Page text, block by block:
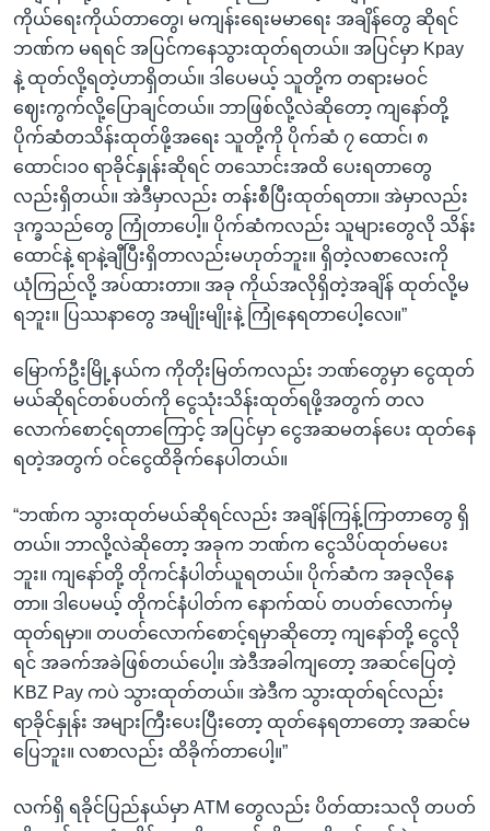
ကိုယ်ရေးကိုယ်တာတွေ၊ မကျန်းရေးမမာရေး အချိန်တွေ ဆိုရင်
ဘဏ်က မရရင် အပြင်ကနေသွားထုတ်ရတယ်။ အပြင်မှာ Kpay
နဲ့ ထုတ်လို့ရတဲ့ဟာရှိတယ်။ ဒါပေမယ့် သူတို့က တရားမဝင်
ဈေးကွက်လို့ပြောချင်တယ်။ ဘာဖြစ်လို့လဲဆိုတော့ ကျနော်တို့
ပိုက်ဆံတသိန်းထုတ်ဖို့အရေး သူတို့ကို ပိုက်ဆံ ၇ ထောင်၊ ၈
ထောင်၊၁၀ ရာခိုင်နှုန်းဆိုရင် တသောင်းအထိ ပေးရတာတွေ
လည်းရှိတယ်။ အဲဒီမှာလည်း တန်းစီပြီးထုတ်ရတာ။ အဲမှာလည်း
ဒုက္ခသည်တွေ ကြုံတာပေါ့။ ပိုက်ဆံကလည်း သူများတွေလို သိန်း
ထောင်နဲ့ ရာနဲ့ချီပြီးရှိတာလည်းမဟုတ်ဘူး။ ရှိတဲ့လစာလေးကို
ယုံကြည်လို့ အပ်ထားတာ။ အခု ကိုယ်အလိုရှိတဲ့အချိန် ထုတ်လို့မ
ရဘူး။ ပြဿနာတွေ အမျိုးမျိုးနဲ့ ကြုံနေရတာပေါ့လေ။”
မြောက်ဦးမြို့နယ်က ကိုတိုးမြတ်ကလည်း ဘဏ်တွေမှာ ငွေထုတ်
မယ်ဆိုရင်တစ်ပတ်ကို ငွေသုံးသိန်းထုတ်ရဖို့အတွက် တလ
လောက်စောင့်ရတာကြောင့် အပြင်မှာ ငွေအဆမတန်ပေး ထုတ်နေ
ရတဲ့အတွက် ဝင်ငွေထိခိုက်နေပါတယ်။
“ဘဏ်က သွားထုတ်မယ်ဆိုရင်လည်း အချိန်ကြန့်ကြာတာတွေ ရှိ
တယ်။ ဘာလို့လဲဆိုတော့ အခုက ဘဏ်က ငွေသိပ်ထုတ်မပေး
ဘူး။ ကျနော်တို့ တိုကင်နံပါတ်ယူရတယ်။ ပိုက်ဆံက အခုလိုနေ
တာ။ ဒါပေမယ့် တိုကင်နံပါတ်က နောက်ထပ် တပတ်လောက်မှ
ထုတ်ရမှာ။ တပတ်လောက်စောင့်ရမှာဆိုတော့ ကျနော်တို့ ငွေလို
ရင် အခက်အခဲဖြစ်တယ်ပေါ့။ အဲဒီအခါကျတော့ အဆင်ပြေတဲ့
KBZ Pay ကပဲ သွားထုတ်တယ်။ အဲဒီက သွားထုတ်ရင်လည်း
ရာခိုင်နှုန်း အများကြီးပေးပြီးတော့ ထုတ်နေရတာတော့ အဆင်မ
ပြေဘူး။ လစာလည်း ထိခိုက်တာပေါ့။”
လက်ရှိ ရခိုင်ပြည်နယ်မှာ ATM တွေလည်း ပိတ်ထားသလို တပတ်